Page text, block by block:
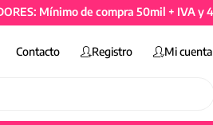
Mínimo de compra 50mil + IVA y 4
Contacto Registro Mi cuenta